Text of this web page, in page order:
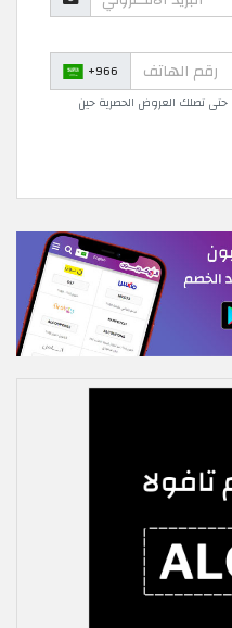
+966
حتى تصلك العروض الحصرية حين